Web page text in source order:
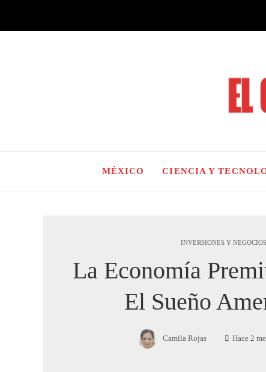
MÉXICO CIENCIA Y
INVERSIONES Y NEGOCIOS
La Economía
El Sueño
Camila Rojas Hace 2